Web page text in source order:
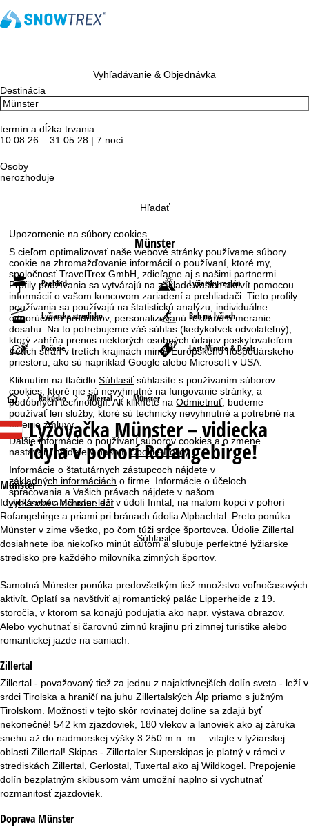
Upozornenie na súbory cookies
S cieľom optimalizovať naše webové stránky používame súbory
cookie na zhromažďovanie informácií o používaní, ktoré my,
spoločnosť TravelTrex GmbH, zdieľame aj s našimi partnermi.
Profily používania sa vytvárajú na základe vašich aktivít pomocou
informácií o vašom koncovom zariadení a prehliadači. Tieto profily
používania sa používajú na štatistickú analýzu, individuálne
odporúčania produktov, personalizovanú reklamu a meranie
dosahu. Na to potrebujeme váš súhlas (kedykoľvek odvolateľný),
ktorý zahŕňa prenos niektorých osobných údajov poskytovateľom
tretích strán v tretích krajinách mimo Európskeho hospodárskeho
priestoru, ako sú napríklad Google alebo Microsoft v USA.
Kliknutím na tlačidloSúhlasiťsúhlasíte s používaním súborov
cookies, ktoré nie sú nevyhnutné na fungovanie stránky, a
podobných technológií. Ak kliknete naOdmietnuť, budeme
používať len služby, ktoré sú technicky nevyhnutné a potrebné na
plnenie zmluvy.
Ďalšie informácie o používaní súborov cookies a o zmene
nastavení nájdete v našomCookie-Policy.
Informácie o štatutárnych zástupcoch nájdete v
základných informáciách o firme. Informácie o účeloch
spracovania a Vašich právach nájdete v našom
vyhlásení o ochrane dát.
Súhlasiť
Vyhľadávanie & Objednávka
Destinácia
termín a dĺžka trvania
10.08.26 – 31.05.28 | 7 nocí
Osoby
nerozhoduje
Hľadať
Münster
Prehľad Lyžiarsky región
Lyžiarske stredisko Beh na lyžiach
Počasie Last-Minute & Deals
H
l
a
v
n
á
t
r
n
k
a
Rakúsko Zillertal Münster
Lyžovačka Münster – vidiecka
idyla v pohorí Rofangebirge!
Münster
Idylická obec Münster leží v údolí Inntal, na malom kopci v pohorí
Rofangebirge a priami pri bránach údolia Alpbachtal. Preto ponúka
Münster v zime všetko, po čom túži srdce športovca. Údolie Zillertal
dosiahnete iba niekoľko minút autom a sľubuje perfektné lyžiarske
stredisko pre každého milovníka zimných športov.
Samotná Münster ponúka predovšetkým tiež množstvo voľnočasových
aktivít. Oplatí sa navštíviť aj romantický palác Lipperheide z 19.
storočia, v ktorom sa konajú podujatia ako napr. výstava obrazov.
Alebo vychutnať si čarovnú zimnú krajinu pri zimnej turistike alebo
romantickej jazde na saniach.
Zillertal
Zillertal - považovaný tiež za jednu z najaktívnejších dolín sveta - leží v
srdci Tirolska a hraničí na juhu Zillertalských Álp priamo s južným
Tirolskom. Možnosti v tejto skôr rovinatej doline sa zdajú byť
nekonečné! 542 km zjazdoviek, 180 vlekov a lanoviek ako aj záruka
snehu až do nadmorskej výšky 3 250 m n. m. – vitajte v lyžiarskej
oblasti Zillertal! Skipas - Zillertaler Superskipas je platný v rámci v
strediskách Zillertal, Gerlostal, Tuxertal ako aj Wildkogel. Prepojenie
dolín bezplatným skibusom vám umožní naplno si vychutnať
rozmanitosť zjazdoviek.
Doprava Münster